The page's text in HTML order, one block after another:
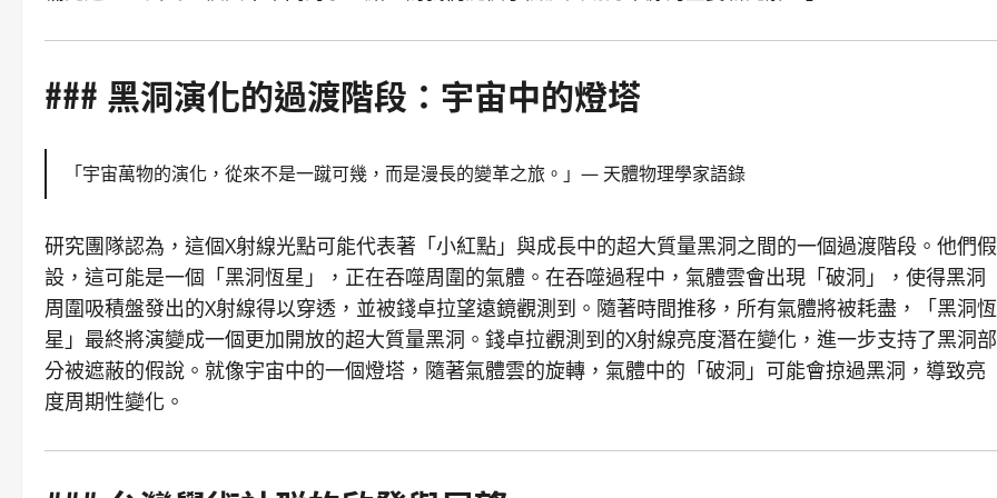
### 黑洞演化的過渡階段：宇宙中的燈塔
「宇宙萬物的演化，從來不是一蹴可幾，而是漫長的變革之旅。」— 天體物理學家語錄
研究團隊認為，這個X射線光點可能代表著「小紅點」與成長中的超大質量黑洞之間的一個過渡階段。他們假
設，這可能是一個「黑洞恆星」，正在吞噬周圍的氣體。在吞噬過程中，氣體雲會出現「破洞」，使得黑洞
周圍吸積盤發出的X射線得以穿透，並被錢卓拉望遠鏡觀測到。隨著時間推移，所有氣體將被耗盡，「黑洞恆
星」最終將演變成一個更加開放的超大質量黑洞。錢卓拉觀測到的X射線亮度潛在變化，進一步支持了黑洞部
分被遮蔽的假說。就像宇宙中的一個燈塔，隨著氣體雲的旋轉，氣體中的「破洞」可能會掠過黑洞，導致亮
度周期性變化。